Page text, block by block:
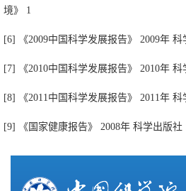
境》 1
[6] 《2009中国科学发展报告》 2009年 科
[7] 《2010中国科学发展报告》 2010年 科
[8] 《2011中国科学发展报告》 2011年 科
[9] 《国家健康报告》 2008年 科学出版社